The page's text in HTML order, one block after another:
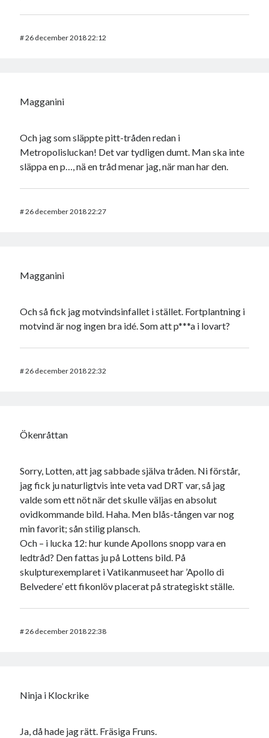
#26 december 2018 22:12
Magganini
Och jag som släppte pitt-tråden redan i
Metropolisluckan! Det var tydligen dumt. Man ska inte
släppa en p…, nä en tråd menar jag, när man har den.
#26 december 2018 22:27
Magganini
Och så fick jag motvindsinfallet i stället. Fortplantning i
motvind är nog ingen bra idé. Som att p***a i lovart?
#26 december 2018 22:32
Ökenråttan
Sorry, Lotten, att jag sabbade själva tråden. Ni förstår,
jag fick ju naturligtvis inte veta vad DRT var, så jag
valde som ett nöt när det skulle väljas en absolut
ovidkommande bild. Haha. Men blås-tången var nog
min favorit; sån stilig plansch.
Och – i lucka 12: hur kunde Apollons snopp vara en
ledtråd? Den fattas ju på Lottens bild. På
skulpturexemplaret i Vatikanmuseet har ’Apollo di
Belvedere’ ett fikonlöv placerat på strategiskt ställe.
#26 december 2018 22:38
Ninja i Klockrike
Ja, då hade jag rätt. Fräsiga Fruns.